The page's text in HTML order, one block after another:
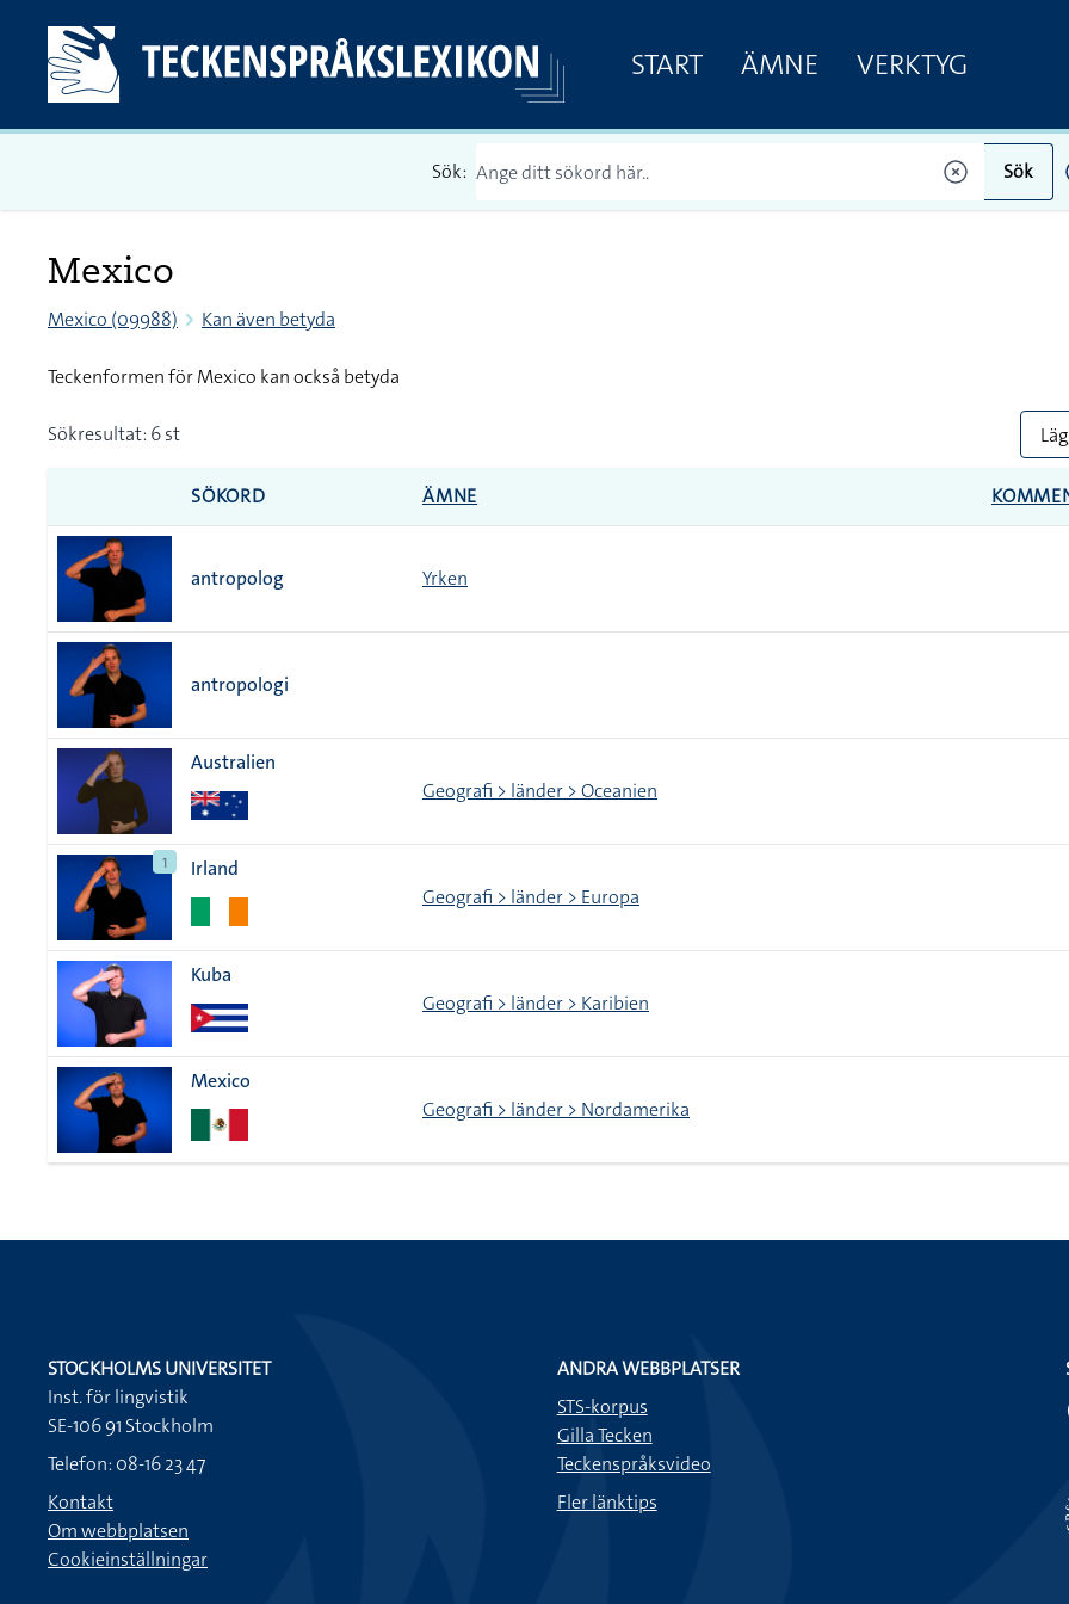
START ÄMNE VERKTYG
Sök: Sök
Mexico
Mexico (09988) Kan även betyda
Teckenformen för Mexico kan också betyda
Sökresultat: 6 st
SÖKORD ÄMNE
antropolog Yrken
antropologi
Australien
Geografi > länder > Oceanien
1
Irland
Geografi > länder > Europa
Kuba
Geografi > länder > Karibien
Mexico
Geografi > länder > Nordamerika
STOCKHOLMS UNIVERSITET
Inst. för lingvistik
SE-106 91 Stockholm
Telefon: 08-16 23 47
Kontakt
Om webbplatsen
Cookieinställningar
ANDRA WEBBPLATSER
STS-korpus
Gilla Tecken
Teckenspråksvideo
Fler länktips